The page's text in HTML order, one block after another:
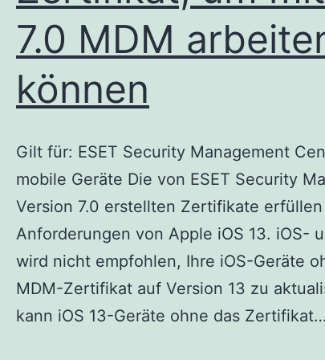
7.0 MDM
können
Gilt für: ESET Security Management
mobile Geräte Die von ESET Security
Version 7.0 erstellten Zertifikate
Anforderungen von Apple iOS 13. iOS-
wird nicht empfohlen, Ihre iOS-Geräte
MDM-Zertifikat auf Version 13 zu
kann iOS 13-Geräte ohne das Zertifikat…